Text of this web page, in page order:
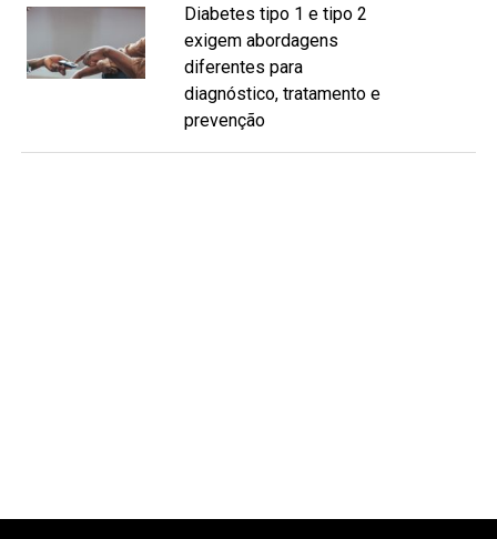
Diabetes tipo 1 e tipo 2
exigem abordagens
diferentes para
diagnóstico, tratamento e
prevenção